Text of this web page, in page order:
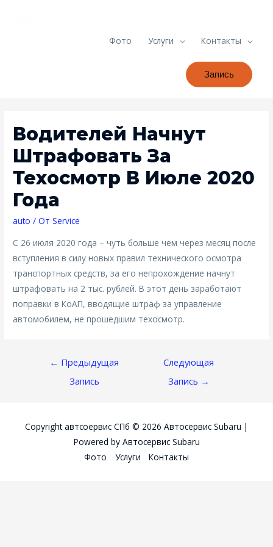
Фото Услуги Контакты
Запись
Водителей Начнут
Штрафовать За
Техосмотр В Июле 2020
Года
auto / От Service
С 26 июля 2020 года – чуть больше чем через месяц после
вступления в силу новых правил технического осмотра
транспортных средств, за его непрохождение начнут
штрафовать на 2 тыс. рублей. В этот день заработают
поправки в КоАП, вводящие штраф за управление
автомобилем, не прошедшим техосмотр.
Навигация
Записям
← Предыдущая
Запись
Следующая
Запись →
Copyright автсоервис СПб © 2026 Автосервис Subaru |
Powered by Автосервис Subaru
Фото
Услуги Контакты